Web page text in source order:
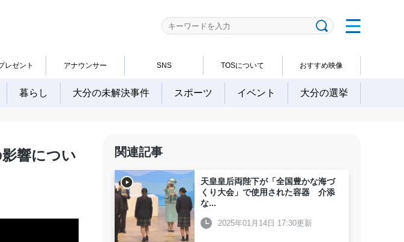
レゼント アナウンサー SNS TOSについて おすすめ映像
暮らし 大分の未解決事件 スポーツ イベント 大分の選挙
響につい
関連記事
天皇皇后両陛下が「全国豊かな海づ
くり大会」で使用された容器 介添
な...
2025年01月14日 17:30更新